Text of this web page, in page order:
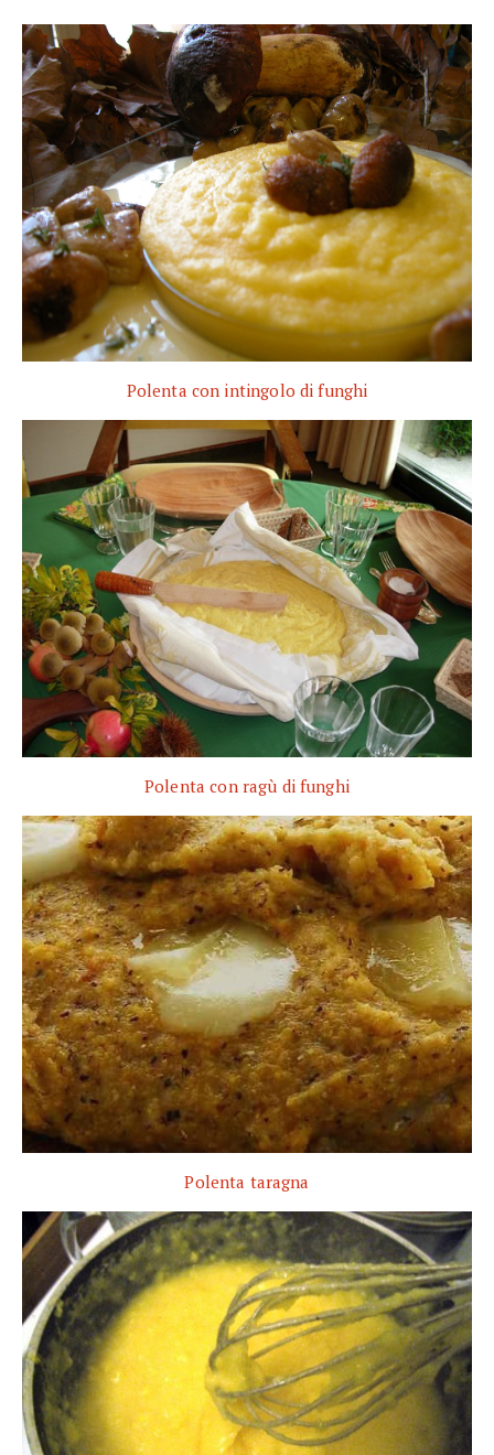
Polenta con intingolo di funghi
Polenta con ragù di funghi
Polenta taragna